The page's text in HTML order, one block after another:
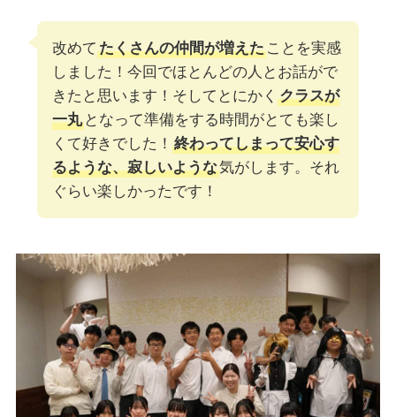
改めて たくさんの仲間が増えたことを実感
しました！今回でほとんどの人とお話がで
きたと思います！そしてとにかく クラスが
一丸となって準備をする時間がとても楽し
くて好きでした！ 終わってしまって安心す
るような、寂しいような気がします。それ
ぐらい楽しかったです！